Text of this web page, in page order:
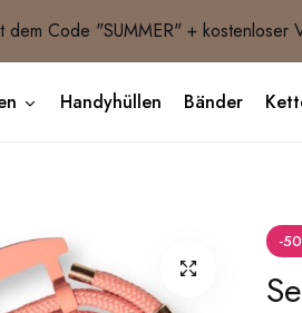
dem Code "SUMMER" + kostenloser
Handyhüllen Bänder
-